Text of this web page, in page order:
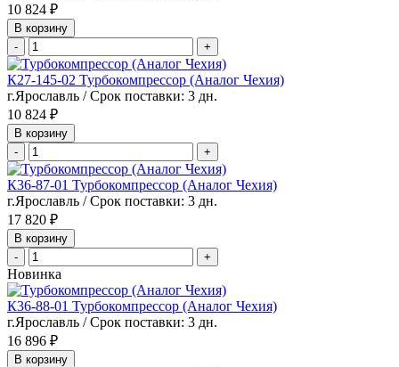
10 824 ₽
В корзину
-
+
К27-145-02 Турбокомпрессор (Аналог Чехия)
г.Ярославль / Срок поставки: 3 дн.
10 824 ₽
В корзину
-
+
К36-87-01 Турбокомпрессор (Аналог Чехия)
г.Ярославль / Срок поставки: 3 дн.
17 820 ₽
В корзину
-
+
Новинка
К36-88-01 Турбокомпрессор (Аналог Чехия)
г.Ярославль / Срок поставки: 3 дн.
16 896 ₽
В корзину